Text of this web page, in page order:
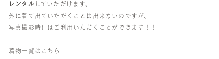
レンタル していただけます。
外に着て出ていただくことは出来ないのですが、
写真撮影時にはご利用いただくことができます！！
着物一覧はこちら